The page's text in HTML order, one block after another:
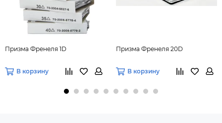
Призма Френеля 1D
В корзину
Призма Френеля 20D
В корзину